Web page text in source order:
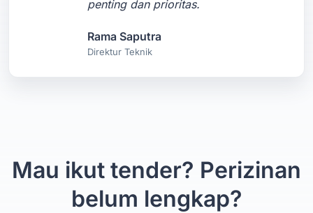
penting dan prioritas.
Rama Saputra
Direktur Teknik
Mau ikut tender? Perizinan
belum lengkap?